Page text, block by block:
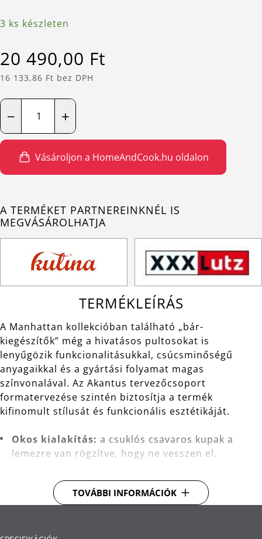
3 ks készleten
20 490,00 Ft
16 133,86 Ft bez DPH
+
−
Vásároljon a HomeAndCook.hu oldalon
A TERMÉKET PARTNEREINKNÉL IS
MEGVÁSÁROLHATJA
TERMÉKLEÍRÁS
A Manhattan kollekcióban található „bár-
kiegészítők” még a hivatásos pultosokat is
lenyűgözik funkcionalitásukkal, csúcsminőségű
anyagaikkal és a gyártási folyamat magas
színvonalával. Az Akantus tervezőcsoport
formatervezése szintén biztosítja a termék
kifinomult stílusát és funkcionális esztétikáját.
Okos kialakítás: a csuklós csavaros kupak a
lemezre van rögzítve, hogy ne vesszen el.
kiöntésnél sem szivárog ki semmi.
Bőrtok:prémium bőrből készült a poharak
TOVÁBBI INFORMÁCIÓK